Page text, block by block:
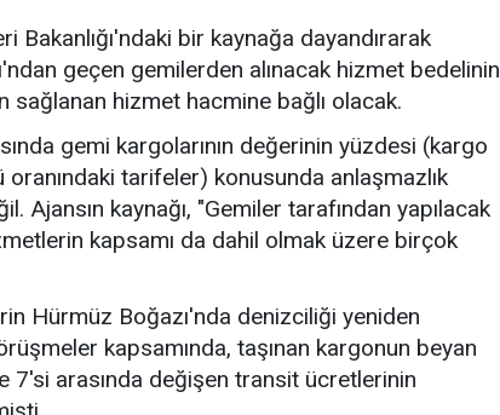
Bakanlığı'ndaki bir kaynağa dayandırarak
geçen gemilerden alınacak hizmet bedelinin
sağlanan hizmet hacmine bağlı olacak.
gemi kargolarının değerinin yüzdesi (kargo
tarifeler) konusunda anlaşmazlık
Ajansın kaynağı, "Gemiler tarafından yapılacak
kapsamı da dahil olmak üzere birçok
Hürmüz Boğazı'nda denizciliği yeniden
kapsamında, taşınan kargonun beyan
7'si arasında değişen transit ücretlerinin